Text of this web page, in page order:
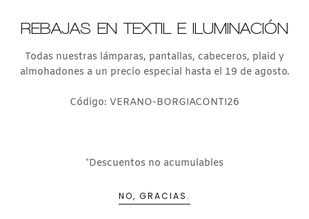
REBAJAS EN TEXTIL E ILUMINACIÓN
Todas nuestras lámparas, pantallas, cabeceros, plaid y
almohadones a un precio especial hasta el 19 de agosto.
Código: VERANO-BORGIACONTI26
*Descuentos no acumulables
NO, GRACIAS.
PS DE LA HABANA 103
T. +34 91 457 16 17
ESTUDIO DE INTERIORISMO
E ILUMINACION
estudio@borgiaconti.com
© 2025 BORGIA CONTI
Políticas de privacidad